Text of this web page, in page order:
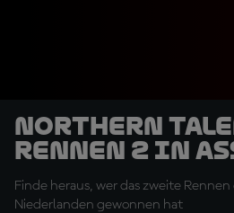
Northern
Rennen 2 in
Finde heraus, wer das zweite
Niederlanden gewonnen hat